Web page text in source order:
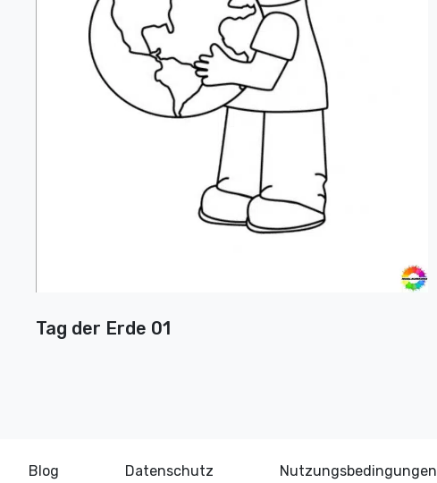
Tag der Erde 01
Blog Datenschutz Nutzungsbedingungen